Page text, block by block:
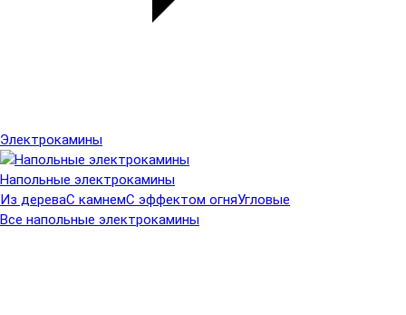
Электрокамины
Напольные электрокамины
Из дереваС камнемС эффектом огняУгловые
Все напольные электрокамины